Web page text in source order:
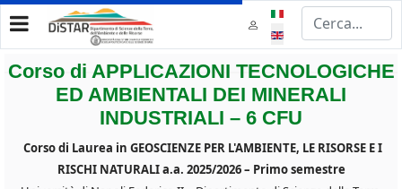
Select your language
Corso di APPLICAZIONI TECNOLOGICHE
ED AMBIENTALI DEI MINERALI
INDUSTRIALI – 6 CFU
Corso di Laurea in GEOSCIENZE PER L'AMBIENTE, LE RISORSE E I
RISCHI NATURALI a.a. 2025/2026 – Primo semestre